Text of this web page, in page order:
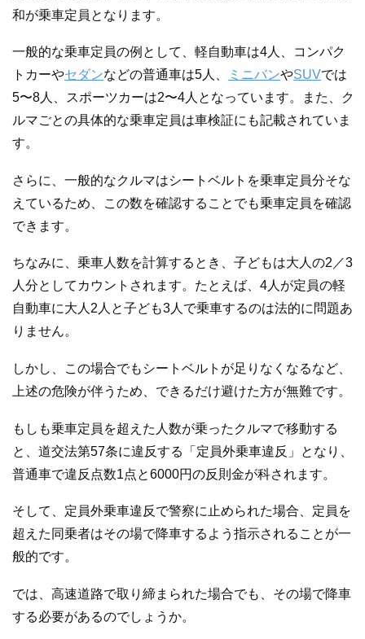
和が乗車定員となります。
一般的な乗車定員の例として、軽自動車は4人、コンパク
トカーやセダンなどの普通車は5人、 ミニバンやSUVでは
5〜8人、スポーツカーは2〜4人となっています。また、ク
ルマごとの具体的な乗車定員は車検証にも記載されていま
す。
さらに、一般的なクルマはシートベルトを乗車定員分そな
えているため、この数を確認することでも乗車定員を確認
できます。
ちなみに、乗車人数を計算するとき、子どもは大人の2／3
人分としてカウントされます。たとえば、4人が定員の軽
自動車に大人2人と子ども3人で乗車するのは法的に問題あ
りません。
しかし、この場合でもシートベルトが足りなくなるなど、
上述の危険が伴うため、できるだけ避けた方が無難です。
もしも乗車定員を超えた人数が乗ったクルマで移動する
と、道交法第57条に違反する「定員外乗車違反」となり、
普通車で違反点数1点と6000円の反則金が科されます。
そして、定員外乗車違反で警察に止められた場合、定員を
超えた同乗者はその場で降車するよう指示されることが一
般的です。
では、高速道路で取り締まられた場合でも、その場で降車
する必要があるのでしょうか。